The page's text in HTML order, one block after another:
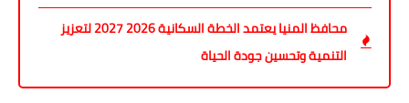
محافظ المنيا يعتمد الخطة السكانية 2026 2027 لتعزيز
التنمية وتحسين جودة الحياة